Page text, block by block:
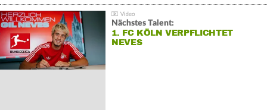
Nächstes Talent:
1. FC KÖLN VERPFLICHTET
NEVES